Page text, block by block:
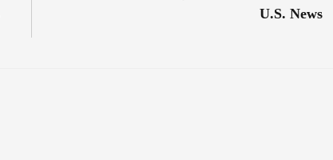
U.S. News